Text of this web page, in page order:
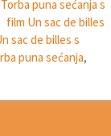
puna sećanja s
film Un sac de billes
sac de billes s
puna sećanja,